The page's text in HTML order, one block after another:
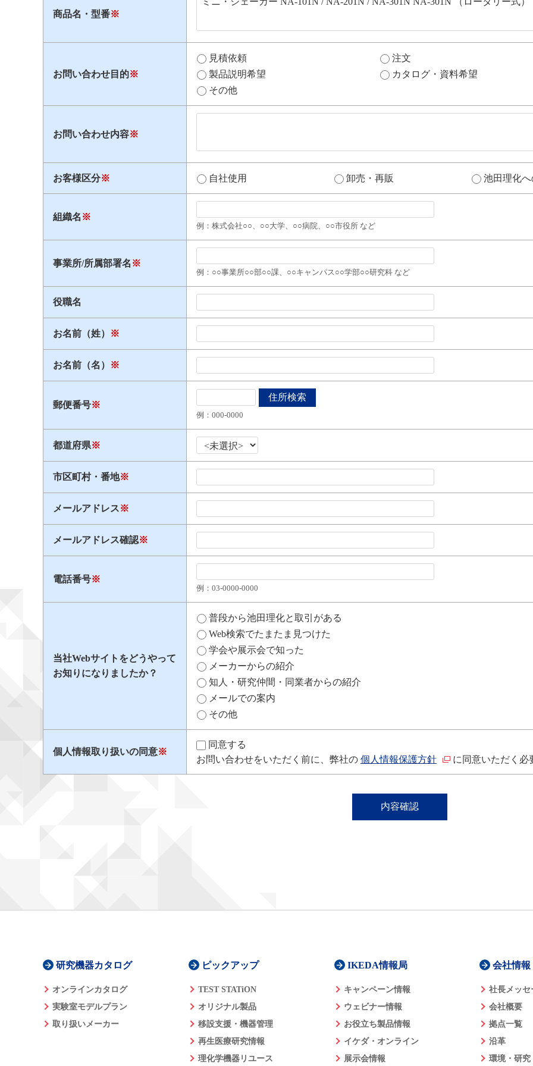
商品名・型番※
お問い合わせ目的※
見積依頼 注文
製品説明希望
カタログ・資料希望
その他
お問い合わせ内容※
お客様区分※ 自社使用 卸売・再販 池田理化へ
組織名 ※
例：株式会社○○、○○大学、○○病院、○○市役所 など
事業所/所属部署名 ※
例：○○事業所○○部○○課、○○キャンパス○○学部○○研究科 など
役職名
お名前（姓） ※
お名前（名） ※
郵便番号※
例：000​-​0000
都道府県※
市区町村・番地※
メールアドレス※
メールアドレス確認※
電話番号※
例：03​-​0000​-​0000
当社Webサイトをどうやって
お知りになりましたか？
普段から池田理化と取引がある
Web検索でたまたま見つけた
学会や展示会で知った
メーカーからの紹介
知人・研究仲間・同業者からの紹介
メールでの案内
その他
個人情報取り扱いの同意※
同意する
お問い合わせをいただく前に、弊社の 個人情報保護方針 に同意いただく必
研究機器カタログ
オンラインカタログ
実験室モデルプラン
取り扱いメーカー
ピックアップ
TEST STATiON
オリジナル製品
移設支援・機器管理
再生医療研究情報
理化学機器リユース
IKEDA情報局
キャンペーン情報
ウェビナー情報
お役立ち製品情報
イケダ・オンライン
展示会情報
会社情報
社長メッセ
会社概要
拠点一覧
沿革
環境・研究